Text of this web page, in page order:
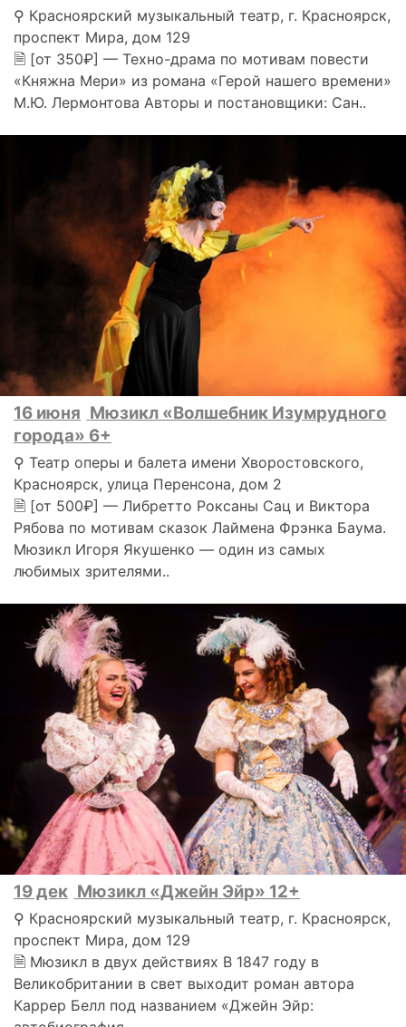
⚲ Красноярский музыкальный театр, г. Красноярск,
проспект Мира, дом 129
🗎 [от 350₽] — Техно-драма по мотивам повести
«Княжна Мери» из романа «Герой нашего времени»
М.Ю. Лермонтова Авторы и постановщики: Сан..
16 июня Мюзикл «Волшебник Изумрудного
города» 6+
⚲ Театр оперы и балета имени Хворостовского,
Красноярск, улица Перенсона, дом 2
🗎 [от 500₽] — Либретто Роксаны Сац и Виктора
Рябова по мотивам сказок Лаймена Фрэнка Баума.
Мюзикл Игоря Якушенко — один из самых
любимых зрителями..
19 дек Мюзикл «Джейн Эйр» 12+
⚲ Красноярский музыкальный театр, г. Красноярск,
проспект Мира, дом 129
🗎 Мюзикл в двух действиях В 1847 году в
Великобритании в свет выходит роман автора
Каррер Белл под названием «Джейн Эйр: